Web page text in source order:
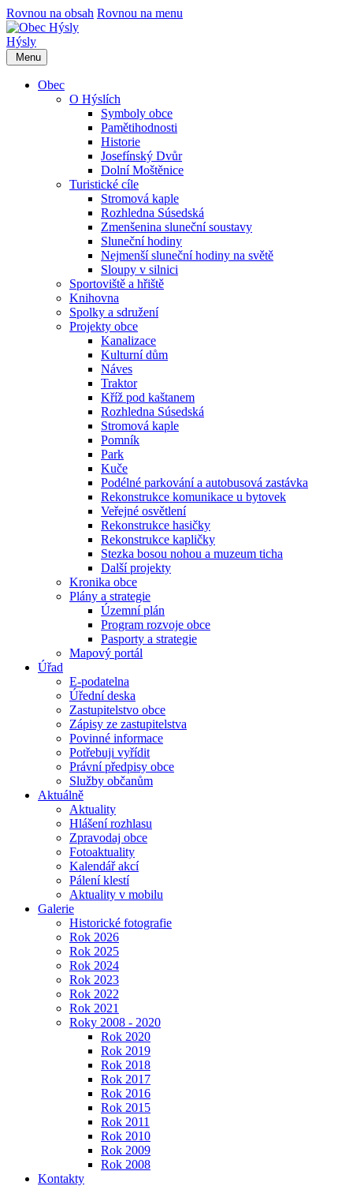
Rovnou na obsah Rovnou na menu
Hýsly
Menu
Obec
O Hýslích
Symboly obce
Pamětihodnosti
Historie
Josefínský Dvůr
Dolní Moštěnice
Turistické cíle
Stromová kaple
Rozhledna Súsedská
Zmenšenina sluneční soustavy
Sluneční hodiny
Nejmenší sluneční hodiny na světě
Sloupy v silnici
Sportoviště a hřiště
Knihovna
Spolky a sdružení
Projekty obce
Kanalizace
Kulturní dům
Náves
Traktor
Kříž pod kaštanem
Rozhledna Súsedská
Stromová kaple
Pomník
Park
Kuče
Podélné parkování a autobusová zastávka
Rekonstrukce komunikace u bytovek
Veřejné osvětlení
Rekonstrukce hasičky
Rekonstrukce kapličky
Stezka bosou nohou a muzeum ticha
Další projekty
Kronika obce
Plány a strategie
Územní plán
Program rozvoje obce
Pasporty a strategie
Mapový portál
Úřad
E-podatelna
Úřední deska
Zastupitelstvo obce
Zápisy ze zastupitelstva
Povinné informace
Potřebuji vyřídit
Právní předpisy obce
Služby občanům
Aktuálně
Aktuality
Hlášení rozhlasu
Zpravodaj obce
Fotoaktuality
Kalendář akcí
Pálení klestí
Aktuality v mobilu
Galerie
Historické fotografie
Rok 2026
Rok 2025
Rok 2024
Rok 2023
Rok 2022
Rok 2021
Roky 2008 - 2020
Rok 2020
Rok 2019
Rok 2018
Rok 2017
Rok 2016
Rok 2015
Rok 2011
Rok 2010
Rok 2009
Rok 2008
Kontakty